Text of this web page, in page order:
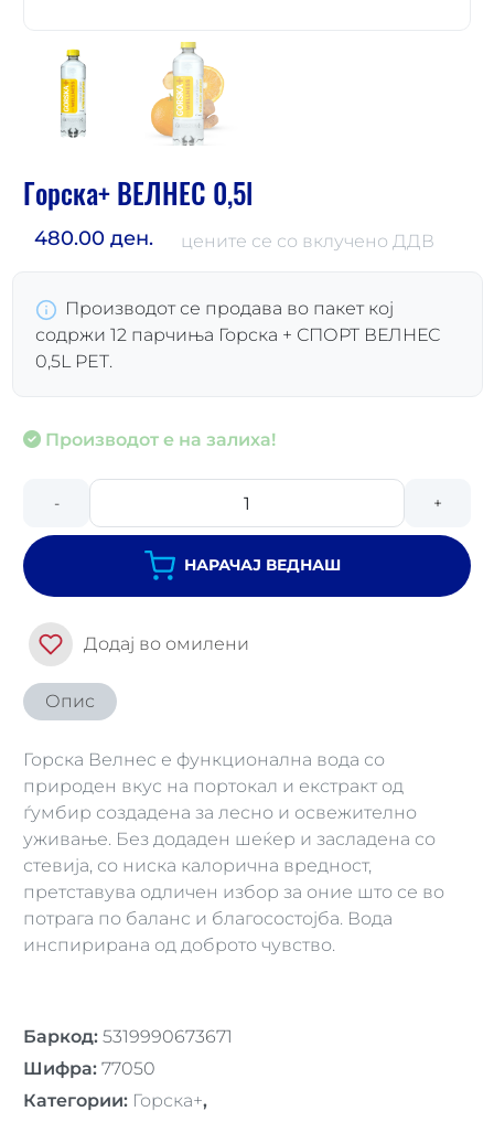
Горска+ ВЕЛНЕС 0,5l
480.00 ден. цените се со вклучено ДДВ
Производот се продава во пакет кој
содржи 12 парчиња Горска + СПОРТ ВЕЛНЕС
0,5L PET.
Производот е на залиха!
- +
НАРАЧАЈ ВЕДНАШ
Додај во омилени
Опис
Горска Велнес е функционална вода со
природен вкус на портокал и екстракт од
ѓумбир создадена за лесно и освежително
уживање. Без додаден шеќер и засладена со
стевија, со ниска калорична вредност,
претставува одличен избор за оние што се во
потрага по баланс и благосостојба. Вода
инспирирана од доброто чувство.
Баркод: 5319990673671
Шифра: 77050
Категории: Горскa+,